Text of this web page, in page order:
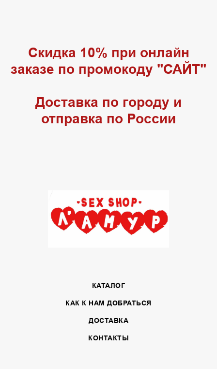
Скидка 10% при онлайн
заказе по промокоду "САЙТ"
Доставка по городу и
отправка по России
КАТАЛОГ
КАК К НАМ ДОБРАТЬСЯ
ДОСТАВКА
КОНТАКТЫ